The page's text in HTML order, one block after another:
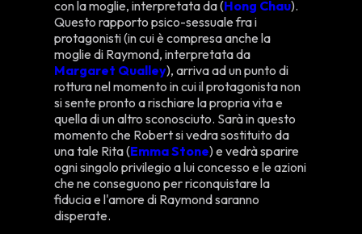
con la moglie, interpretata da (Hong Chau).
Questo rapporto psico-sessuale fra i
protagonisti (in cui è compresa anche la
moglie di Raymond, interpretata da
Margaret Qualley), arriva ad un punto di
rottura nel momento in cui il protagonista non
si sente pronto a rischiare la propria vita e
quella di un altro sconosciuto. Sarà in questo
momento che Robert si vedra sostituito da
una tale Rita (Emma Stone) e vedrà sparire
ogni singolo privilegio a lui concesso e le azioni
che ne conseguono per riconquistare la
fiducia e l'amore di Raymond saranno
disperate.